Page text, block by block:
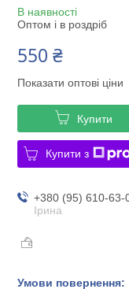
В наявності
Оптом і в роздріб
550 ₴
Показати оптові ціни
Купити
Купити з
+380 (95) 610-63-
Ірина